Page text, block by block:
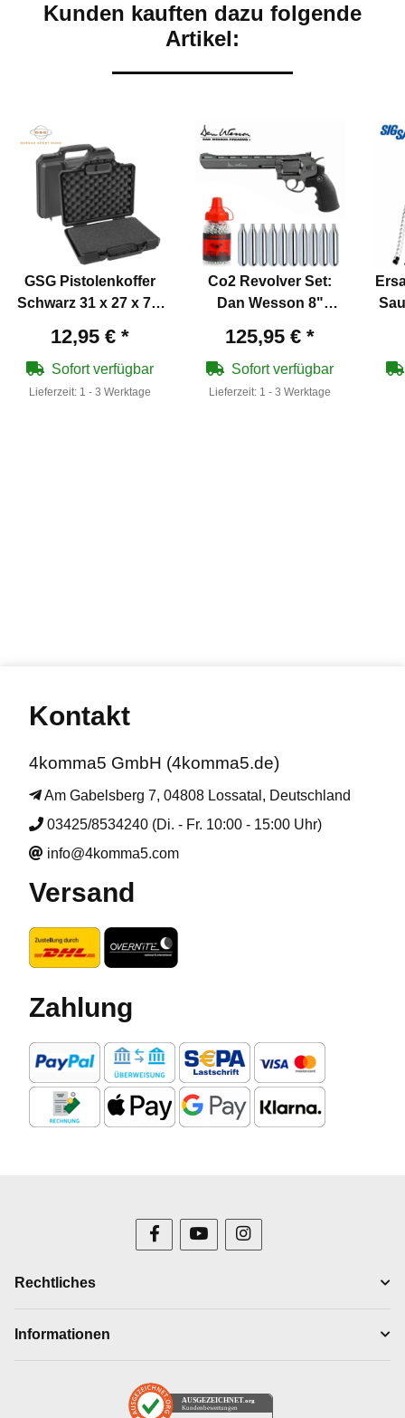
Kunden kauften dazu folgende
Artikel:
GSG Pistolenkoffer
Schwarz 31 x 27 x 7,5
12,95 € *
Sofort verfügbar
Lieferzeit: 1 - 3 Werktage
Co2 Revolver Set:
Dan Wesson 8"
BB Schwarz (P18)
125,95 € *
Sofort verfügbar
Lieferzeit: 1 - 3 Werktage
Kontakt
4komma5 GmbH (4komma5.de)
Am Gabelsberg 7, 04808 Lossatal, Deutschland
03425/8534240 (Di. - Fr. 10:00 - 15:00 Uhr)
info@4komma5.com
Versand
Zahlung
Rechtliches
Informationen
AUSGEZEICHNET .org
Kundenbewertungen